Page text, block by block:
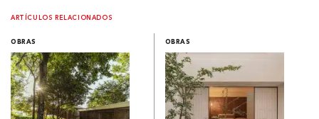
ARTÍCULOS RELACIONADOS
OBRAS OBRAS